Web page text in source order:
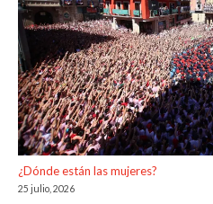
¿Dónde están las mujeres?
25 julio, 2026